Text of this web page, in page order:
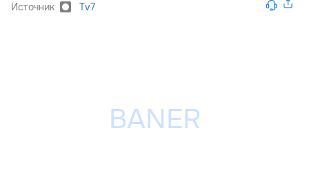
Источник Tv7